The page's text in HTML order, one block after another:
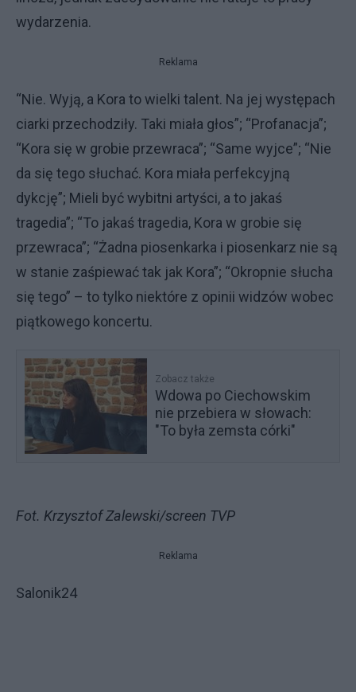
wydarzenia.
Reklama
“Nie. Wyją, a Kora to wielki talent. Na jej występach
ciarki przechodziły. Taki miała głos”; “Profanacja”;
“Kora się w grobie przewraca”; “Same wyjce”; “Nie
da się tego słuchać. Kora miała perfekcyjną
dykcję”; Mieli być wybitni artyści, a to jakaś
tragedia”; “To jakaś tragedia, Kora w grobie się
przewraca”; “Żadna piosenkarka i piosenkarz nie są
w stanie zaśpiewać tak jak Kora”; “Okropnie słucha
się tego” – to tylko niektóre z opinii widzów wobec
piątkowego koncertu.
Zobacz także
Wdowa po Ciechowskim
nie przebiera w słowach:
"To była zemsta córki"
Fot. Krzysztof Zalewski/screen TVP
Reklama
Salonik24